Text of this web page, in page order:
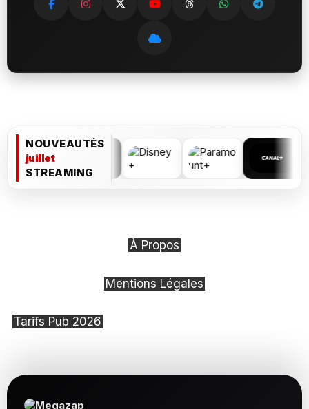
NOUVEAUTÉS
juillet
STREAMING
À Propos
Mentions Légales
Tarifs Pub 2026